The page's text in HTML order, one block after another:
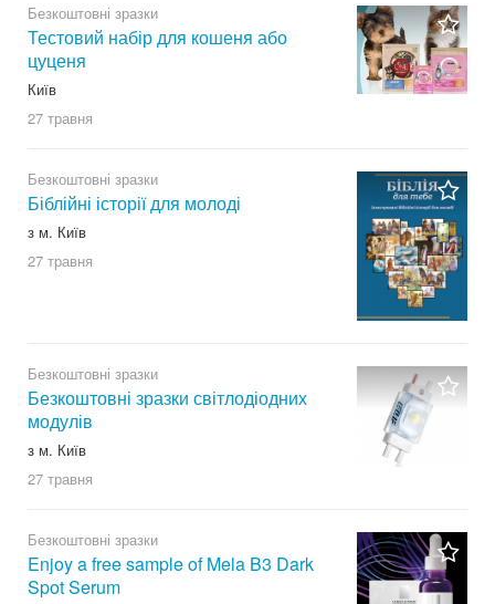
Безкоштовні зразки
Тестовий набір для кошеня або
цуценя
Київ
27 травня
Безкоштовні зразки
Біблійні історії для молоді
з м. Київ
27 травня
Безкоштовні зразки
Безкоштовні зразки світлодіодних
модулів
з м. Київ
27 травня
Безкоштовні зразки
Enjoy a free sample of Mela B3 Dark
Spot Serum